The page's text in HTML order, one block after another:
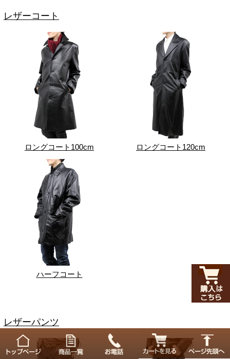
レザーコート
ロングコート100cm ロングコート120cm
ハーフコート
レザーパンツ